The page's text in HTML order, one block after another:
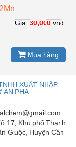
Giá: 30,000 vnđ
Mua hàng
XUẤT NHẬP
AN PHA
17, Khu phố Thanh
Giuộc, Huyện Cần